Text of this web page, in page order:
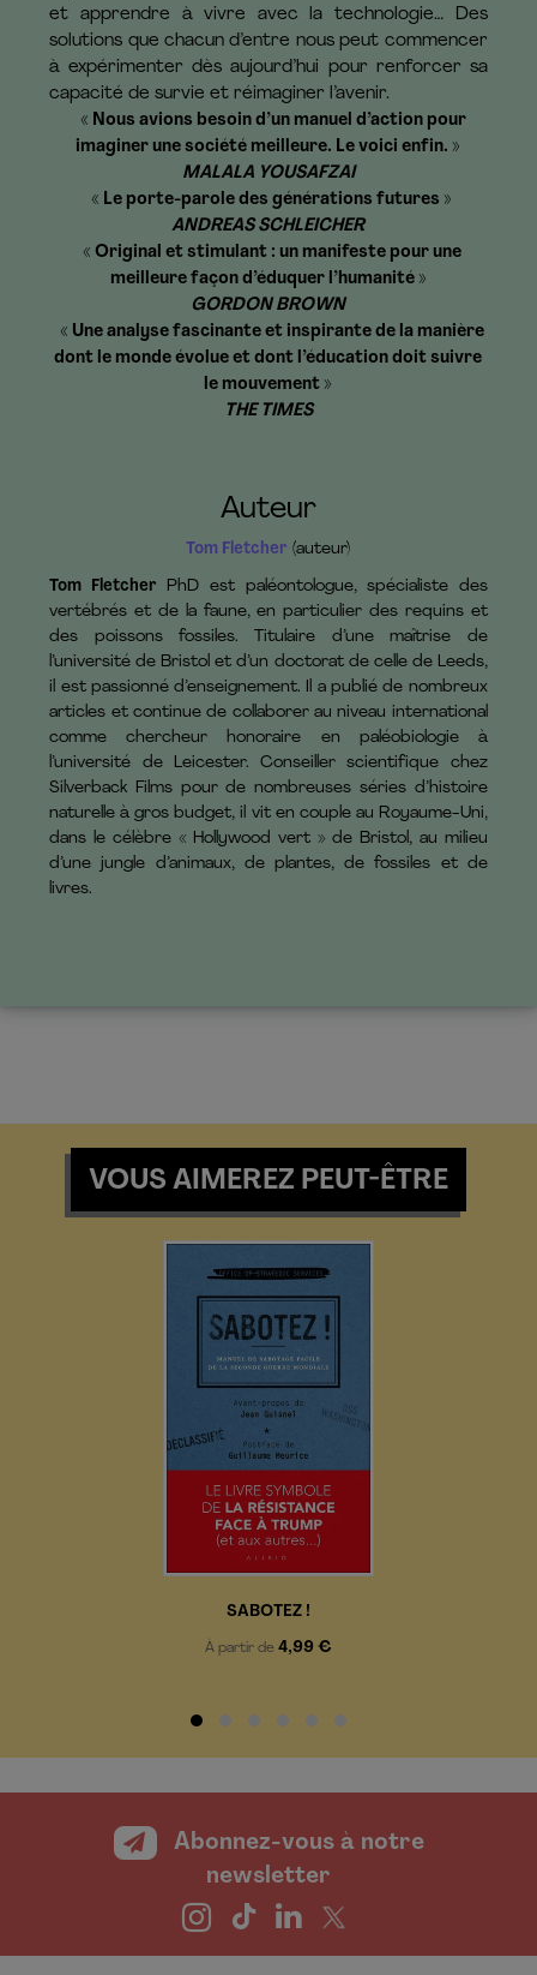
et apprendre à vivre avec la technologie… Des
solutions que chacun d’entre nous peut commencer
à expérimenter dès aujourd’hui pour renforcer sa
capacité de survie et réimaginer l’avenir.
« Nous avions besoin d’un manuel d’action pour
imaginer une société meilleure. Le voici enfin. »
MALALA YOUSAFZAI
« Le porte-parole des générations futures »
ANDREAS SCHLEICHER
« Original et stimulant : un manifeste pour une
meilleure façon d’éduquer l’humanité »
GORDON BROWN
« Une analyse fascinante et inspirante de la manière
dont le monde évolue et dont l’éducation doit suivre
le mouvement »
THE TIMES
Auteur
Tom Fletcher (auteur)
Tom Fletcher PhD est paléontologue, spécialiste des
vertébrés et de la faune, en particulier des requins et
des poissons fossiles. Titulaire d’une maîtrise de
l’université de Bristol et d’un doctorat de celle de Leeds,
il est passionné d’enseignement. Il a publié de nombreux
articles et continue de collaborer au niveau international
comme chercheur honoraire en paléobiologie à
l’université de Leicester. Conseiller scientifique chez
Silverback Films pour de nombreuses séries d’histoire
naturelle à gros budget, il vit en couple au Royaume-Uni,
dans le célèbre « Hollywood vert » de Bristol, au milieu
d’une jungle d’animaux, de plantes, de fossiles et de
livres.
VOUS AIMEREZ PEUT-ÊTRE
SABOTEZ !
À partir de 4,99 €
Abonnez-vous à notre
newsletter